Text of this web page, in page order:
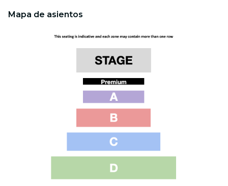
Mapa de asientos